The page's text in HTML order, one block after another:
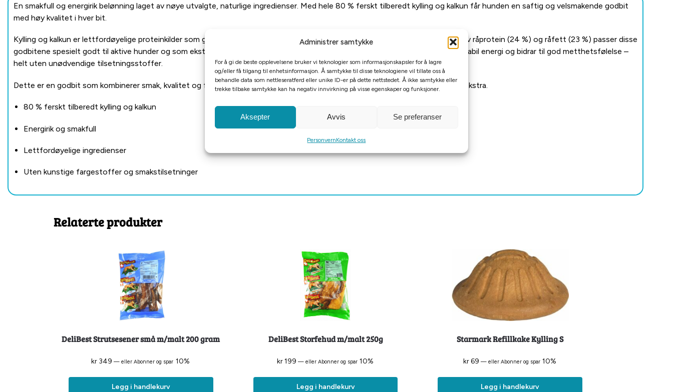
Administrer samtykke
For å gi de beste opplevelsene bruker vi teknologier som informasjonskapsler for å lagre
og/eller få tilgang til enhetsinformasjon. Å samtykke til disse teknologiene vil tillate oss å
behandle data som nettleseratferd eller unike ID-er på dette nettstedet. Å ikke samtykke eller
trekke tilbake samtykke kan ha negativ innvirkning på visse egenskaper og funksjoner.
Aksepter Avvis Se preferanser
PersonvernKontakt oss
En smakfull og energirik belønning laget av nøye utvalgte, naturlige ingredienser. Med hele 80 % ferskt tilberedt kylling og kalkun får hunden en saftig og velsmakende godbit
med høy kvalitet i hver bit.
Kylling og kalkun er lettfordøyelige proteinkilder som gir god smak og naturlig næring. Med et balansert, men energirikt innhold av råprotein (24 %) og råfett (23 %) passer disse
godbitene spesielt godt til aktive hunder og som ekstra motiverende belønning under trening. Søtpotet og bokhvete tilfører stabil energi og bidrar til god metthetsfølelse –
helt uten unødvendige tilsetningsstoffer.
Dette er en godbit som kombinerer smak, kvalitet og funksjon – perfekt både til hverdags og når hunden virkelig fortjener noe ekstra.
80 % ferskt tilberedt kylling og kalkun
Energirik og smakfull
Lettfordøyelige ingredienser
Uten kunstige fargestoffer og smakstilsetninger
Relaterte produkter
DeliBest Strutsesener små m/malt 200 gram
kr 349 — eller Abonner og spar 10%
Legg i handlekurv
DeliBest Storfehud m/malt 250g
kr199 —eller Abonner og spar 10%
Legg i handlekurv
Starmark Refillkake Kylling S
kr69 —eller Abonner og spar 10%
Legg i handlekurv